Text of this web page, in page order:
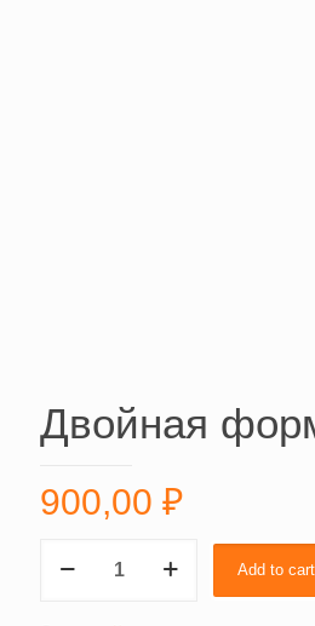
Двойная
900,00 ₽
форма
Add to cart